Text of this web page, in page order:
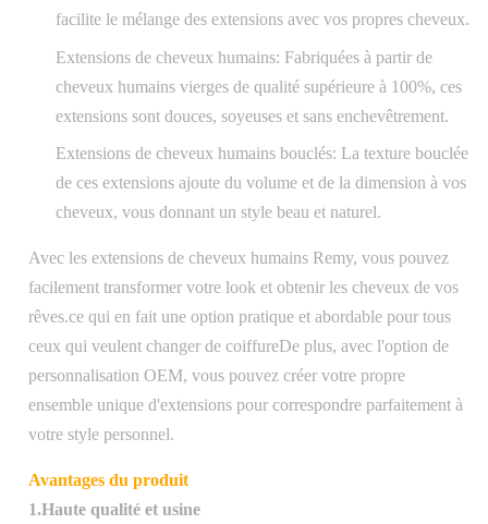
facilite le mélange des extensions avec vos propres cheveux.
Extensions de cheveux humains: Fabriquées à partir de
cheveux humains vierges de qualité supérieure à 100%, ces
extensions sont douces, soyeuses et sans enchevêtrement.
Extensions de cheveux humains bouclés: La texture bouclée
de ces extensions ajoute du volume et de la dimension à vos
cheveux, vous donnant un style beau et naturel.
Avec les extensions de cheveux humains Remy, vous pouvez
facilement transformer votre look et obtenir les cheveux de vos
rêves.ce qui en fait une option pratique et abordable pour tous
ceux qui veulent changer de coiffureDe plus, avec l'option de
personnalisation OEM, vous pouvez créer votre propre
ensemble unique d'extensions pour correspondre parfaitement à
votre style personnel.
Avantages du produit
1.Haute qualité et usine